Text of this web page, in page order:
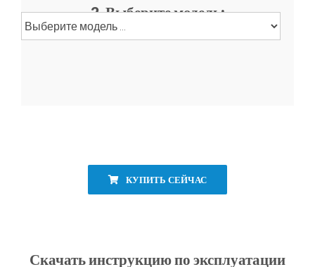
2. Выберите модель:
КУПИТЬ СЕЙЧАС
Скачать инструкцию по эксплуатации